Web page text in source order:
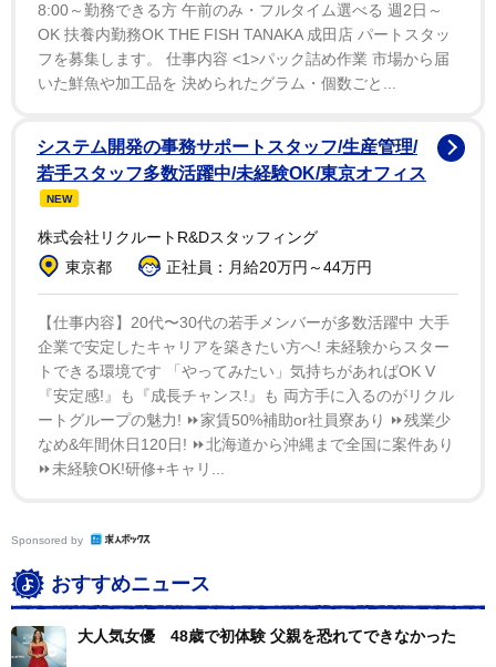
その上で、戸定梨香については「性的なものであると
か、女児を性的な対象としたというキャラクターである
切ではないと判断しております」とし、キャラクター自
体に問題はないとの見解を表明。「賛否双方のご意見を
いただいています。フェミニストとされる方からも『性
的だとは思わない』というご意見がありました」と明か
した。
同件に関して、全国フェミニスト議連の行動に反対す
る「全国フェミニスト議員連盟宛抗議と公開質問状」も
発生。２４日時点で６万件以上の署名が集まった。同議
連は公式サイトで「提出した文書は、公的機関としての
認識を問うたものです。当該動画の掲載も、削除も、と
もに千葉県警によるものです」と、千葉県警の判断であ
おる氏は２０日、自身のツイッターで「皆さん、議員に
どれだけの力がおありとお思いか知らないですけど、ま
さか地方議員が警察に圧力かけて動画削除？できるはず
ないでしょう」と反発していた。
8:00～勤務できる方 午前のみ・フルタイム選べる 週2日～
OK 扶養内勤務OK THE FISH TANAKA 成田店 パートスタッ
フを募集します。 仕事内容 <1>パック詰め作業 市場から届
いた鮮魚や加工品を 決められたグラム・個数ごと...
システム開発の事務サポートスタッフ/生産管理/
若手スタッフ多数活躍中/未経験OK/東京オフィス
NEW
株式会社リクルートR&Dスタッフィング
東京都
正社員：月給20万円～44万円
【仕事内容】20代〜30代の若手メンバーが多数活躍中 大手
企業で安定したキャリアを築きたい方へ! 未経験からスター
トできる環境です 「やってみたい」気持ちがあればOK V
『安定感!』も『成長チャンス!』も 両方手に入るのがリクル
ートグループの魅力! ⏩家賃50%補助or社員寮あり ⏩残業少
なめ&年間休日120日! ⏩北海道から沖縄まで全国に案件あり
⏩未経験OK!研修+キャリ...
Sponsored by
おすすめニュース
大人気女優 48歳で初体験 父親を恐れてできなかった